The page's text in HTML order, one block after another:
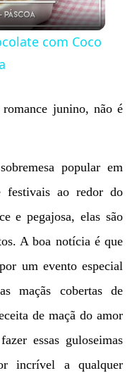
com Coco
popular em
festivais ao redor do
e pegajosa, elas são
A boa notícia é que
um evento especial
maçãs cobertas de
de maçã do amor
essas guloseimas
incrível a qualquer